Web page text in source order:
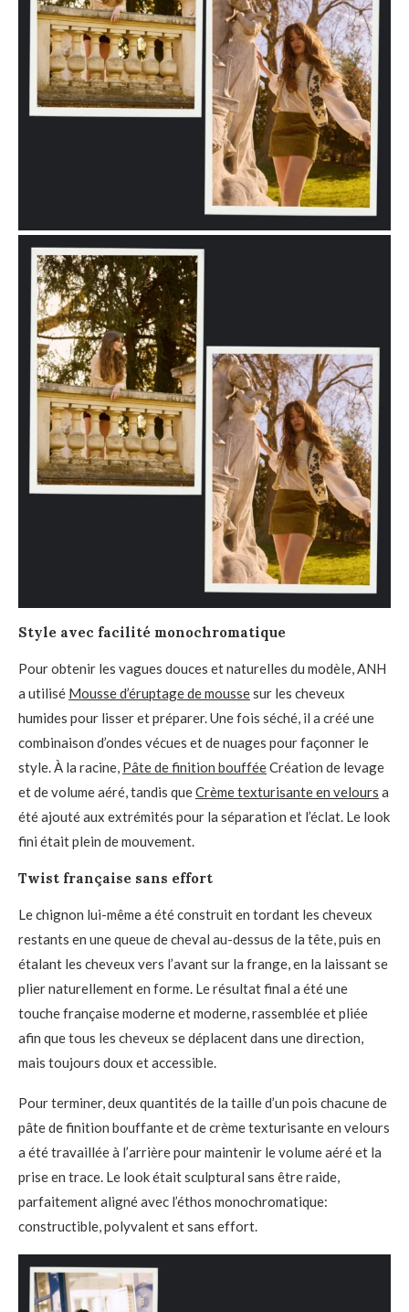
Style avec facilité monochromatique
Pour obtenir les vagues douces et naturelles du modèle, ANH
a utilisé Mousse d’éruptage de moussesur les cheveux
humides pour lisser et préparer. Une fois séché, il a créé une
combinaison d’ondes vécues et de nuages pour façonner le
style. À la racine, Pâte de finition boufféeCréation de levage
et de volume aéré, tandis queCrème texturisante en velours a
été ajouté aux extrémités pour la séparation et l’éclat. Le look
fini était plein de mouvement.
Twist française sans effort
Le chignon lui-même a été construit en tordant les cheveux
restants en une queue de cheval au-dessus de la tête, puis en
étalant les cheveux vers l’avant sur la frange, en la laissant se
plier naturellement en forme. Le résultat final a été une
touche française moderne et moderne, rassemblée et pliée
afin que tous les cheveux se déplacent dans une direction,
mais toujours doux et accessible.
Pour terminer, deux quantités de la taille d’un pois chacune de
pâte de finition bouffante et de crème texturisante en velours
a été travaillée à l’arrière pour maintenir le volume aéré et la
prise en trace. Le look était sculptural sans être raide,
parfaitement aligné avec l’éthos monochromatique:
constructible, polyvalent et sans effort.